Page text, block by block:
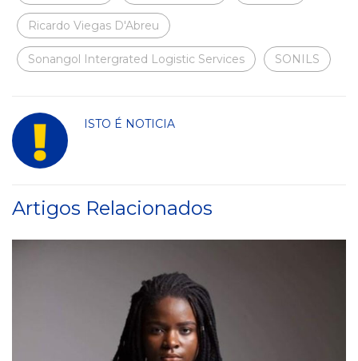
Ricardo Viegas D'Abreu
Sonangol Intergrated Logistic Services SONILS
ISTO É NOTICIA
Artigos Relacionados